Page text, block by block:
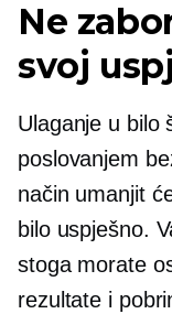
Ne
svoj
Ulaganje u bilo
poslovanjem
način umanjit
bilo uspješno.
stoga morate
rezultate i